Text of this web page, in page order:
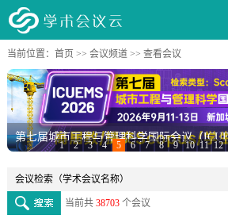
当前位置： 首页 >> 会议频道>> 查看会议
第七届城市工程与管理科学国际会议（
1 2 3 4 5 6 7 8 9 10 11 12
当前共 38703个会议